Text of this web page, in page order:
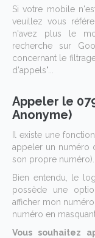
Si votre mobile
veuillez vous
n'avez plus le
recherche sur
concernant le
d'appels"...
Appeler le
Anonyme)
Il existe une
appeler un numéro
son propre numéro).
Bien entendu, le
possède une
afficher mon
numéro en
Vous souhaitez